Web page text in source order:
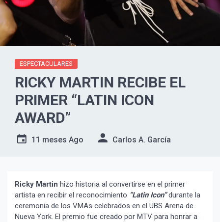
ESPECTACULARES
RICKY MARTIN RECIBE EL
PRIMER “LATIN ICON
AWARD”
11 meses Ago Carlos A. García
Ricky Martin hizo historia al convertirse en el primer
artista en recibir el reconocimiento “Latin Icon”durante la
ceremonia de los VMAs celebrados en el UBS Arena de
Nueva York. El premio fue creado por MTV para honrar a